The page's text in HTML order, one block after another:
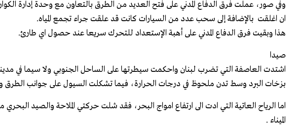
وفي صور، عملت فرق الدفاع المدني على فتح العديد من الطرق بالتعاون مع وحدة إدارة
ان اغلقت بالإضافة إلى سحب عدد من السيارات كانت قد علقت جراء تجمع المياه.
هذا وبقيت فرق الدفاع المدني على أهبة الإستعداد للتحرك سريعا عند حصول اي طارئ.
صيدا
اشتدت العاصفة التي تضرب لبنان واحكمت سيطرتها على الساحل الجنوبي ولا سيما في
بزخات البرد وسط تدن ملحوظ في درجات الحرارة، فيما تشكلت السيول على جوانب الطرق
اما الرياح العاتية التي ادت الى ارتفاع امواج البحر، فقد شلت حركتي الملاحة والصيد
الميناء .